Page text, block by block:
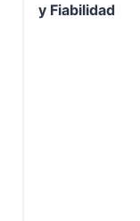
y Fiabilidad